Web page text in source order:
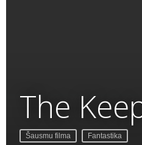
The
Šausmu filma Fantastika